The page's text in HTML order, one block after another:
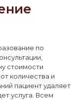
по
стоимости
количества и
пациент удаляет
услуга. Всем